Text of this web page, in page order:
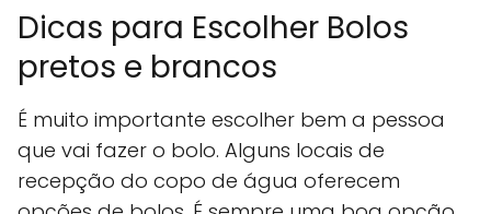
Dicas para Escolher Bolos
pretos e brancos
É muito importante escolher bem a pessoa
que vai fazer o bolo. Alguns locais de
recepção do copo de água oferecem